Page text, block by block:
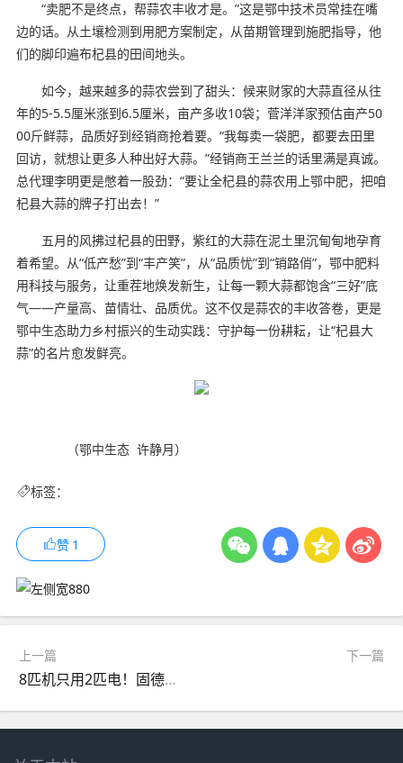
“卖肥不是终点，帮蒜农丰收才是。”这是鄂中技术员常挂在嘴
边的话。从土壤检测到用肥方案制定，从苗期管理到施肥指导，他
们的脚印遍布杞县的田间地头。
如今，越来越多的蒜农尝到了甜头：候来财家的大蒜直径从往
年的5-5.5厘米涨到6.5厘米，亩产多收10袋；菅洋洋家预估亩产50
00斤鲜蒜，品质好到经销商抢着要。“我每卖一袋肥，都要去田里
回访，就想让更多人种出好大蒜。”经销商王兰兰的话里满是真诚。
总代理李明更是憋着一股劲：“要让全杞县的蒜农用上鄂中肥，把咱
杞县大蒜的牌子打出去！”
五月的风拂过杞县的田野，紫红的大蒜在泥土里沉甸甸地孕育
着希望。从“低产愁”到“丰产笑”，从“品质忧”到“销路俏”，鄂中肥料
用科技与服务，让重茬地焕发新生，让每一颗大蒜都饱含“三好”底
气——产量高、苗情壮、品质优。这不仅是蒜农的丰收答卷，更是
鄂中生态助力乡村振兴的生动实践：守护每一份耕耘，让“杞县大
蒜”的名片愈发鲜亮。
（鄂中生态 许静月）
标签：
赞 1
上一篇
8匹机只用2匹电！固德热光伏直驱空气能，别墅节能静音新标杆！
下一篇